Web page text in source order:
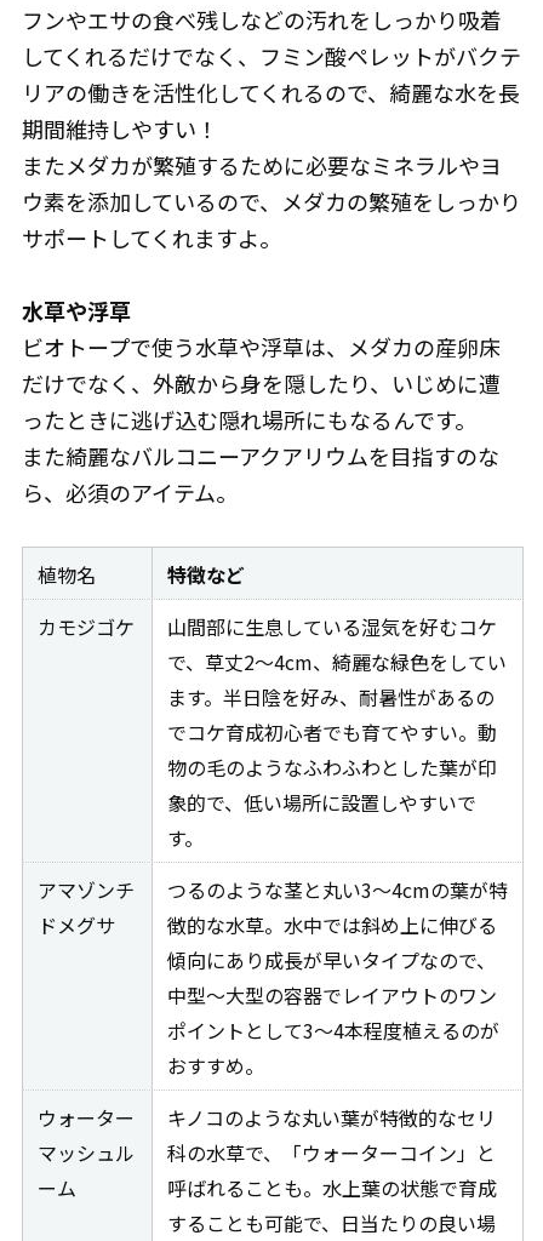
フンやエサの食べ残しなどの汚れをしっかり吸着
してくれるだけでなく、フミン酸ペレットがバクテ
リアの働きを活性化してくれるので、綺麗な水を長
期間維持しやすい！
またメダカが繁殖するために必要なミネラルやヨ
ウ素を添加しているので、メダカの繁殖をしっかり
サポートしてくれますよ。
水草や浮草
ビオトープで使う水草や浮草は、メダカの産卵床
だけでなく、外敵から身を隠したり、いじめに遭
ったときに逃げ込む隠れ場所にもなるんです。
また綺麗なバルコニーアクアリウムを目指すのな
ら、必須のアイテム。
植物名
特徴など
カモジゴケ
山間部に生息している湿気を好むコケ
で、草丈2～4cm、綺麗な緑色をしてい
ます。半日陰を好み、耐暑性があるの
でコケ育成初心者でも育てやすい。動
物の毛のようなふわふわとした葉が印
象的で、低い場所に設置しやすいで
す。
アマゾンチ
ドメグサ
つるのような茎と丸い3～4cmの葉が特
徴的な水草。水中では斜め上に伸びる
傾向にあり成長が早いタイプなので、
中型～大型の容器でレイアウトのワン
ポイントとして3～4本程度植えるのが
おすすめ。
ウォーター
マッシュル
ーム
キノコのような丸い葉が特徴的なセリ
科の水草で、「ウォーターコイン」と
呼ばれることも。水上葉の状態で育成
することも可能で、日当たりの良い場